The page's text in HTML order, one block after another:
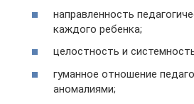
направленность
каждого ребенка;
целостность и
гуманное отношение
аномалиями;